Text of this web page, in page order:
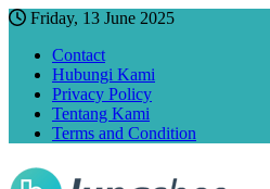
Friday, 13 June 2025
Contact
Hubungi Kami
Privacy Policy
Tentang Kami
Terms and Condition